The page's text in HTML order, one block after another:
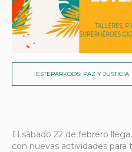
ESTEPARKODS: PAZ Y JUSTICIA
El sábado 22 de febrero
con nuevas actividades para